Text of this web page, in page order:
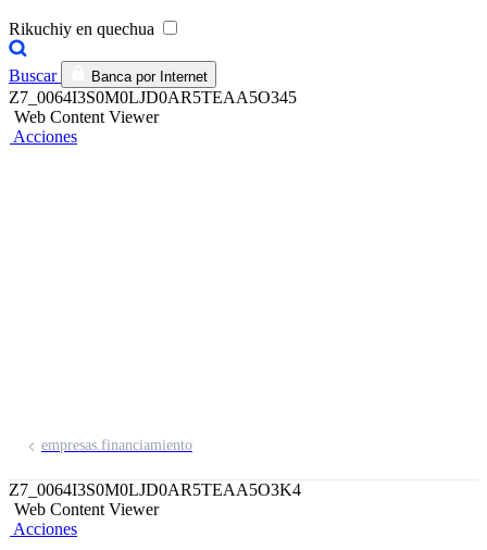
Rikuchiy en quechua
Buscar Banca por Internet
Z7_0064I3S0M0LJD0AR5TEAA5O345
Web Content Viewer
Acciones
empresas.financiamiento
Z7_0064I3S0M0LJD0AR5TEAA5O3K4
Web Content Viewer
Acciones